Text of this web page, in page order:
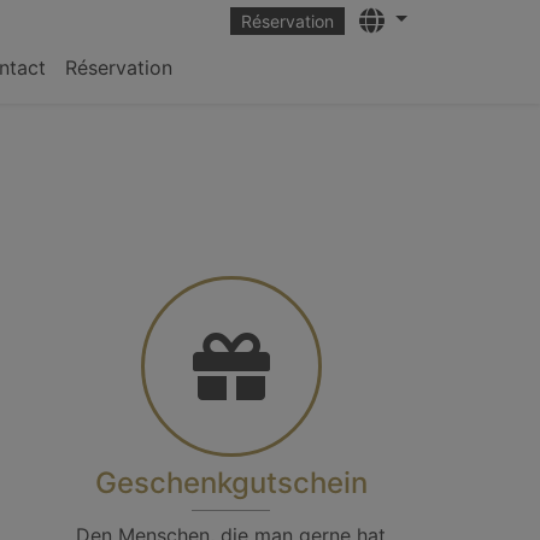
Réservation Languages
Réservation
Geschenkgutschein
Den Menschen, die man gerne hat